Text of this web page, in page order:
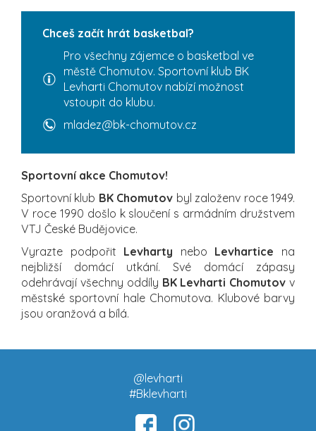
Chceš začít hrát basketbal?
Pro všechny zájemce o basketbal ve
městě Chomutov. Sportovní klub BK
Levharti Chomutov nabízí možnost
vstoupit do klubu.
mladez@bk-chomutov.cz
Sportovní akce Chomutov!
Sportovní klub BK Chomutov byl založenv roce 1949.
V roce 1990 došlo k sloučení s armádním družstvem
VTJ České Budějovice.
Vyrazte podpořit Levharty nebo Levhartice na
nejbližší domácí utkání. Své domácí zápasy
odehrávají všechny oddíly BK Levharti Chomutov v
městské sportovní hale Chomutova. Klubové barvy
jsou oranžová a bílá.
@levharti
#Bklevharti